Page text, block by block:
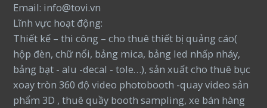
Email: info@tovi.vn
Lĩnh vực hoạt động:
Thiết kế – thi công – cho thuê thiết bị quảng cáo(
hộp đèn, chữ nổi, bảng mica, bảng led nhấp nháy,
bảng bạt - alu -decal - tole…), sản xuất cho thuê bục
xoay tròn 360 độ video photobooth -quay video sản
phẩm 3D , thuê quầy booth sampling, xe bán hàng